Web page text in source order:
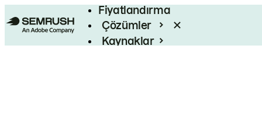
Fiyatlandırma
Çözümler
Kaynaklar